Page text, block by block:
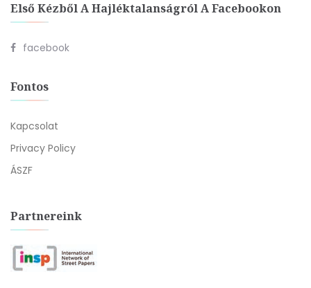
Első Kézből A Hajléktalanságról A Facebookon
facebook
Fontos
Kapcsolat
Privacy Policy
ÁSZF
Partnereink